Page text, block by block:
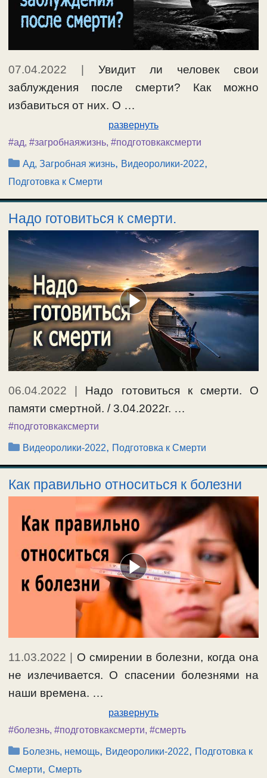
07.04.2022
Увидит ли человек свои
заблуждения после смерти? Как можно
избавиться от них. О …
развернуть
#ад, #загробнаяжизнь, #подготовкаксмерти
Рубрики
Ад, Загробная жизнь, Видеоролики-2022,
Подготовка к Смерти
Надо готовиться к смерти.
06.04.2022
Надо готовиться к смерти. О
памяти смертной. / 3.04.2022г. …
#подготовкаксмерти
Рубрики
Видеоролики-2022, Подготовка к Смерти
Как правильно относиться к болезни
11.03.2022
О смирении в болезни, когда она
не излечивается. О спасении болезнями на
наши времена. …
развернуть
#болезнь, #подготовкаксмерти, #смерть
Рубрики
Болезнь, немощь, Видеоролики-2022, Подготовка к
Смерти, Смерть